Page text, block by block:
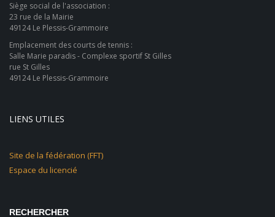
Siège social de l'association :
23 rue de la Mairie
49124 Le Plessis-Grammoire
Emplacement des courts de tennis :
Salle Marie paradis - Complexe sportif St Gilles
rue St Gilles
49124 Le Plessis-Grammoire
LIENS UTILES
Site de la fédération (FFT)
Espace du licencié
RECHERCHER